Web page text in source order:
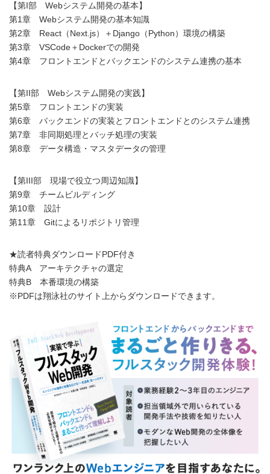
【第I部 Webシステム開発の基本】
第1章 Webシステム開発の基本知識
第2章 React（Next.js）＋Django（Python）環境の構築
第3章 VSCode＋Dockerでの開発
第4章 フロントエンドとバックエンドのシステム連携の基本
【第II部 Webシステム開発の実践】
第5章 フロントエンドの実装
第6章 バックエンドの実装とフロントエンドとのシステム連携
第7章 非同期処理とバッチ処理の実装
第8章 データ構造・マスタデータの管理
【第III部 現場で役立つ周辺知識】
第9章 チームビルディング
第10章 設計
第11章 Gitによるリポジトリ管理
★読者特典ダウンロードPDF付き
特典A アーキテクチャの選定
特典B 本番環境の構築
※PDFは翔泳社のサイト上からダウンロードできます。